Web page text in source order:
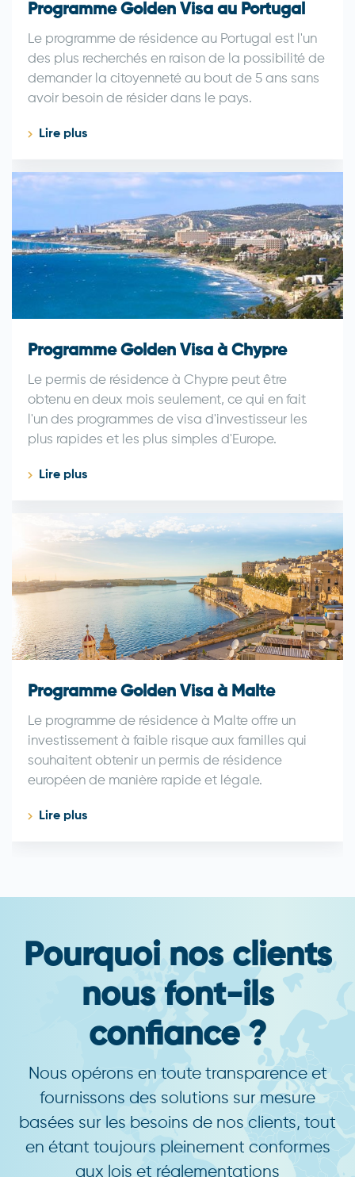
Programme Golden Visa au Portugal
Le programme de résidence au Portugal est l'un
des plus recherchés en raison de la possibilité de
demander la citoyenneté au bout de 5 ans sans
avoir besoin de résider dans le pays.
Lire plus
Programme Golden Visa à Chypre
Le permis de résidence à Chypre peut être
obtenu en deux mois seulement, ce qui en fait
l'un des programmes de visa d'investisseur les
plus rapides et les plus simples d'Europe.
Lire plus
Programme Golden Visa à Malte
Le programme de résidence à Malte offre un
investissement à faible risque aux familles qui
souhaitent obtenir un permis de résidence
européen de manière rapide et légale.
Lire plus
Pourquoi nos clients
nous font-ils
confiance ?
Nous opérons en toute transparence et
fournissons des solutions sur mesure
basées sur les besoins de nos clients, tout
en étant toujours pleinement conformes
aux lois et réglementations